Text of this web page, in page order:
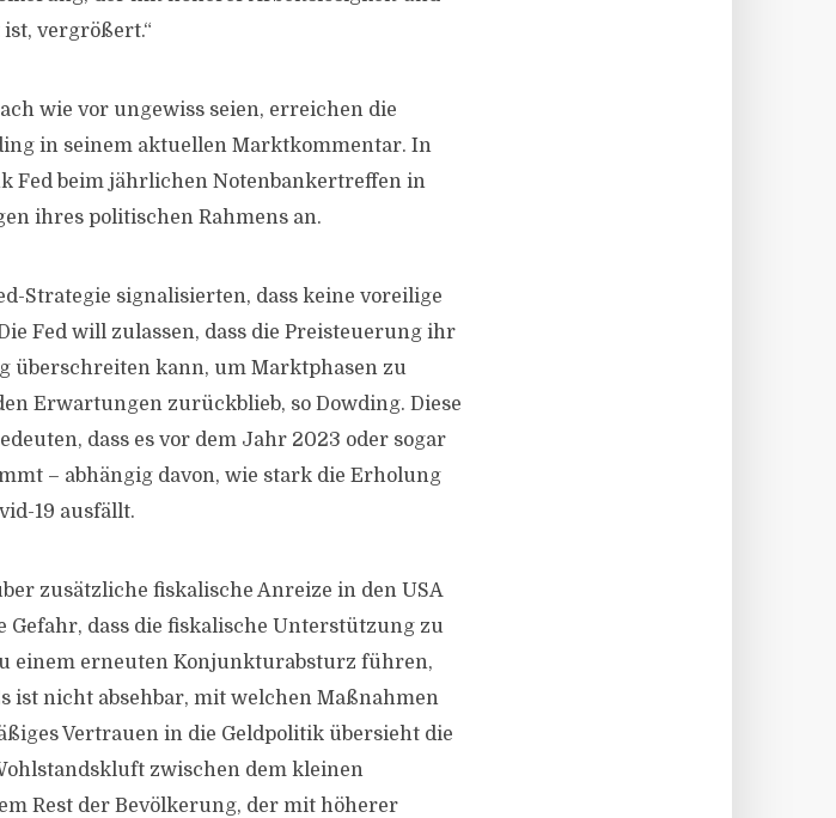
vergrößert.“
wie vor ungewiss seien, erreichen die
in seinem aktuellen Marktkommentar. In
Fed beim jährlichen Notenbankertreffen in
ihres politischen Rahmens an.
Strategie signalisierten, dass keine voreilige
Fed will zulassen, dass die Preisteuerung ihr
überschreiten kann, um Marktphasen zu
Erwartungen zurückblieb, so Dowding. Diese
dass es vor dem Jahr 2023 oder sogar
– abhängig davon, wie stark die Erholung
19 ausfällt.
zusätzliche fiskalische Anreize in den USA
dass die fiskalische Unterstützung zu
einem erneuten Konjunkturabsturz führen,
ist nicht absehbar, mit welchen Maßnahmen
Vertrauen in die Geldpolitik übersieht die
zwischen dem kleinen
Rest der Bevölkerung, der mit höherer